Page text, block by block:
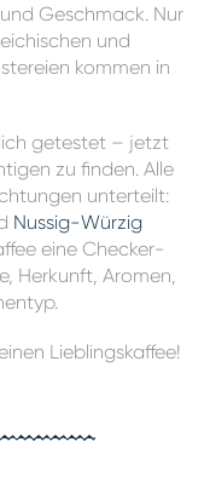
Geschmack. Nur
und
kommen in
getestet – jetzt
zu finden. Alle
unterteilt:
Nussig-Würzig
eine Checker-
Herkunft, Aromen,
Lieblingskaffee!